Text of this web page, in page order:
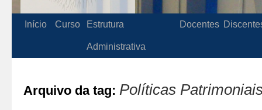
Início Curso Estrutura
Administrativa
Docentes
Arquivo da tag: Políticas